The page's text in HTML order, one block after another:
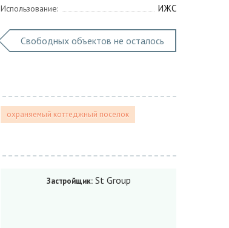
Использование: ИЖС
Свободных объектов не осталось
охраняемый коттеджный поселок
Застройщик:St Group